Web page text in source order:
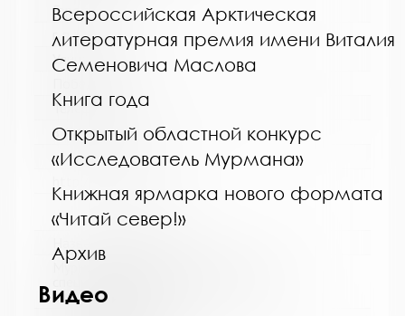
Всероссийская Арктическая
литературная премия имени Виталия
Семеновича Маслова
Книга года
Открытый областной конкурс
«Исследователь Мурмана»
Книжная ярмарка нового формата
«Читай север!»
Архив
Видео
Город:
г. п. Ревда
Улица, дом:
Телефон:
8 (81538) 4-35-92
www:
Название библиотеки:
Мурманская горственная областная
слабовидящих